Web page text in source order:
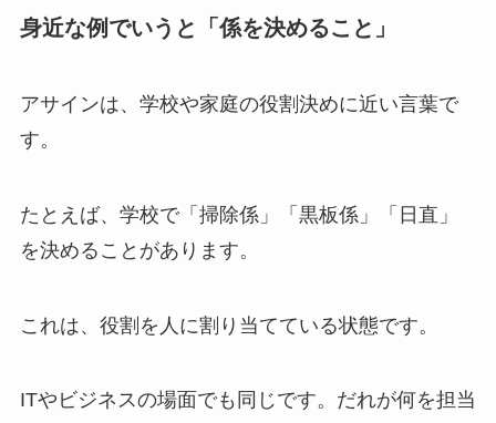
身近な例でいうと「係を決めること」
アサインは、学校や家庭の役割決めに近い言葉で
す。
たとえば、学校で「掃除係」「黒板係」「日直」
を決めることがあります。
これは、役割を人に割り当てている状態です。
ITやビジネスの場面でも同じです。だれが何を担当